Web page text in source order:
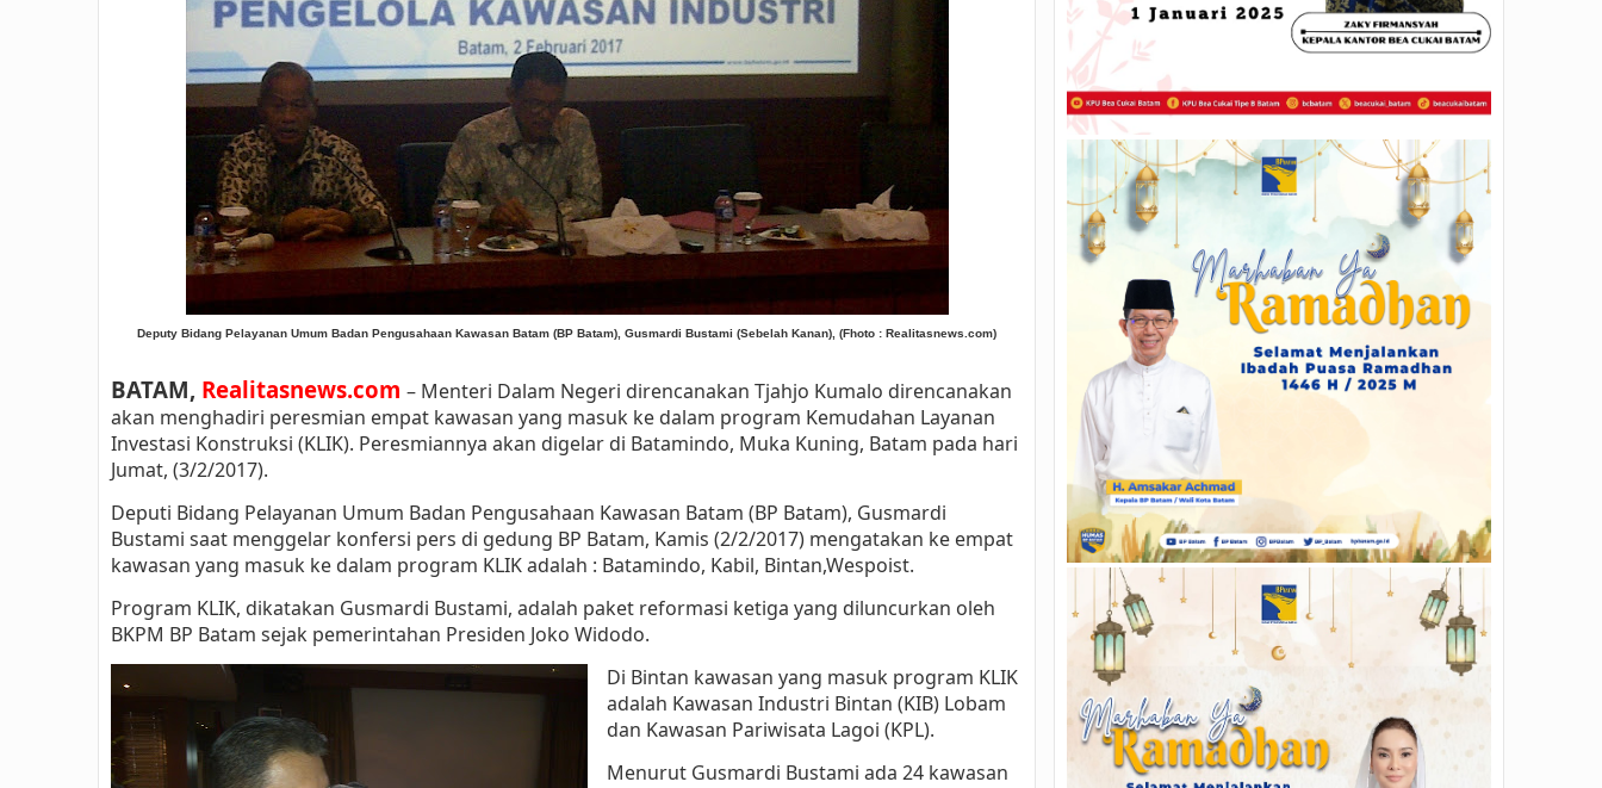
Deputy Bidang Pelayanan Umum Badan Pengusahaan Kawasan Batam (BP Batam), Gusmardi Bustami (Sebelah Kanan), (Fhoto : Realitasnews.com)
BATAM, Realitasnews.com – Menteri Dalam Negeri direncanakan Tjahjo Kumalo direncanakan
akan menghadiri peresmian empat kawasan yang masuk ke dalam program Kemudahan Layanan
Investasi Konstruksi (KLIK). Peresmiannya akan digelar di Batamindo, Muka Kuning, Batam pada hari
Jumat, (3/2/2017).
Deputi Bidang Pelayanan Umum Badan Pengusahaan Kawasan Batam (BP Batam), Gusmardi
Bustami saat menggelar konfersi pers di gedung BP Batam, Kamis (2/2/2017) mengatakan ke empat
kawasan yang masuk ke dalam program KLIK adalah : Batamindo, Kabil, Bintan,Wespoist.
Program KLIK, dikatakan Gusmardi Bustami, adalah paket reformasi ketiga yang diluncurkan oleh
BKPM BP Batam sejak pemerintahan Presiden Joko Widodo.
Di Bintan kawasan yang masuk program KLIK
adalah Kawasan Industri Bintan (KIB) Lobam
dan Kawasan Pariwisata Lagoi (KPL).
Menurut Gusmardi Bustami ada 24 kawasan